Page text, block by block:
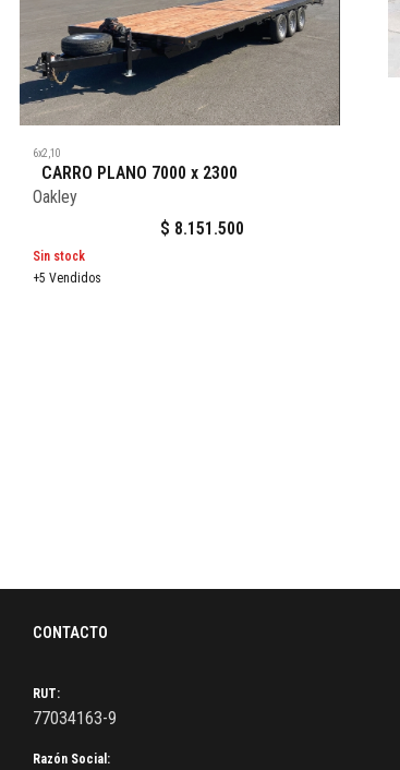
6x2,10
CARRO PLANO 7000 x 2300
Oakley
$ 8.151.500
Sin stock
+5 Vendidos
CONTACTO
RUT:
77034163-9
Razón Social: